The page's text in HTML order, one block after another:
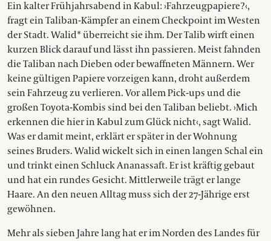
Ein kalter Frühjahrsabend in Kabul: ›Fahrzeugpapiere?‹,
fragt ein Taliban-Kämpfer an einem Checkpoint im Westen
der Stadt. Walid* überreicht sie ihm. Der Talib wirft einen
kurzen Blick darauf und lässt ihn passieren. Meist fahnden
die Taliban nach Dieben oder bewaffneten Männern. Wer
keine gültigen Papiere vorzeigen kann, droht außerdem
sein Fahrzeug zu verlieren. Vor allem Pick-ups und die
großen Toyota-Kombis sind bei den Taliban beliebt. ›Mich
erkennen die hier in Kabul zum Glück nicht‹, sagt Walid.
Was er damit meint, erklärt er später in der Wohnung
seines Bruders. Walid wickelt sich in einen langen Schal ein
und trinkt einen Schluck Ananassaft. Er ist kräftig gebaut
und hat ein rundes Gesicht. Mittlerweile trägt er lange
Haare. An den neuen Alltag muss sich der 27-Jährige erst
gewöhnen.
Mehr als sieben Jahre lang hat er im Norden des Landes für